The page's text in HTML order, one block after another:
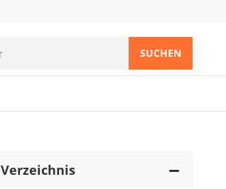
SUCHEN
Verzeichnis